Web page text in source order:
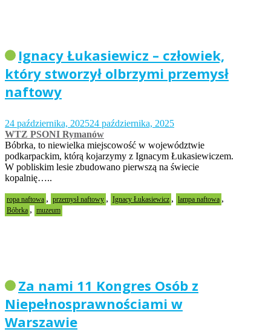
Ignacy Łukasiewicz – człowiek,
który stworzył olbrzymi przemysł
naftowy
24 października, 202524 października, 2025
WTZ PSONI Rymanów
Bóbrka, to niewielka miejscowość w województwie
podkarpackim, którą kojarzymy z Ignacym Łukasiewiczem.
W pobliskim lesie zbudowano pierwszą na świecie
kopalnię…..
ropa naftowa , przemysł naftowy , Ignacy Łukasiewicz , lampa naftowa ,
Bóbrka , muzeum
Za nami 11 Kongres Osób z
Niepełnosprawnościami w
Warszawie